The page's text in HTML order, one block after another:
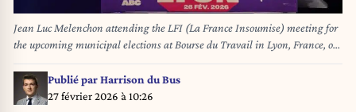
Jean Luc Melenchon attending the LFI (La France Insoumise) meeting for
the upcoming municipal elections at Bourse du Travail in Lyon, France, on
February 26, 2026. Photo by Julien Reynaud/APS-
Medias/ABACAPRESS.COM
Publié parHarrison du Bus
27 février 2026 à 10:26